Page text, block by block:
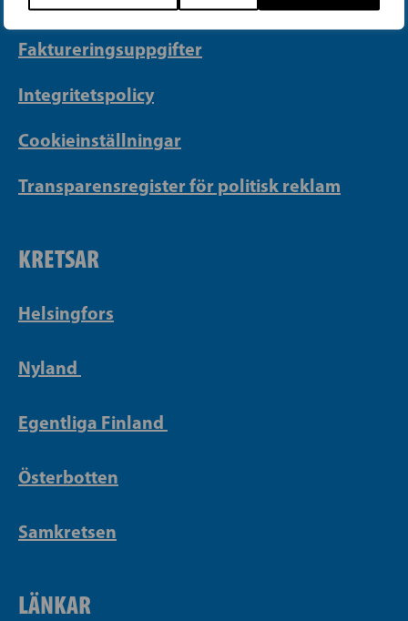
Faktureringsuppgifter
Integritetspolicy
Cookieinställningar
Transparensregister för politisk reklam
KRETSAR
Helsingfors
Nyland
Egentliga Finland
Österbotten
Samkretsen
LÄNKAR